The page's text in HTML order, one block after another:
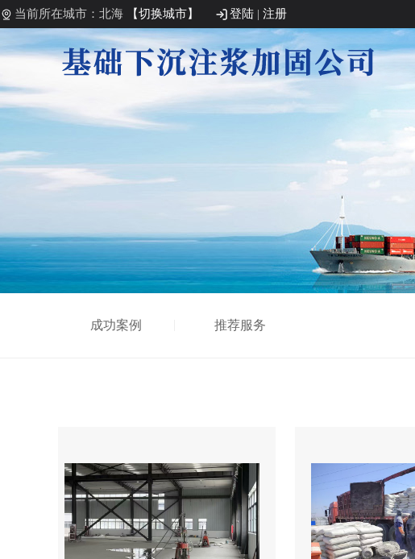
当前所在城市：北海 【切换城市】 登陆 | 注册
成功案例 推荐服务